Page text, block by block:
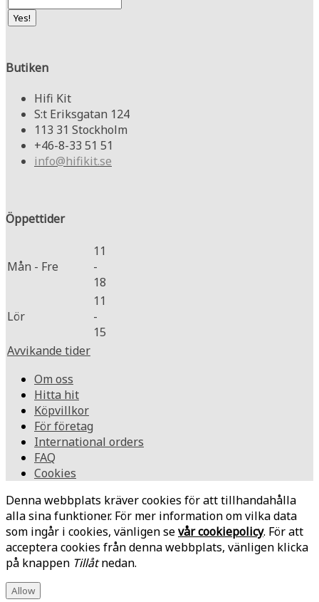
Butiken
Hifi Kit
S:t Eriksgatan 124
113 31 Stockholm
+46-8-33 51 51
info@hifikit.se
Öppettider
Mån - Fre
11
-
18
Lör
11
-
15
Avvikande tider
Om oss
Hitta hit
Köpvillkor
För företag
International orders
FAQ
Cookies
Denna webbplats kräver cookies för att tillhandahålla
alla sina funktioner. För mer information om vilka data
som ingår i cookies, vänligen sevår cookiepolicy. För att
acceptera cookies från denna webbplats, vänligen klicka
på knappen Tillåtnedan.
Allow